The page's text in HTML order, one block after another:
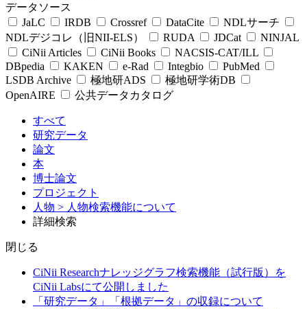
データソース
JaLC
IRDB Crossref DataCite
NDLサーチ
NDLデジコレ（旧NII-ELS）
RUDA JDCat
NINJAL
CiNii Articles
CiNii Books
NACSIS-CAT/ILL
DBpedia
KAKEN e-Rad Integbio
PubMed
LSDB Archive
極地研ADS
極地研学術DB
OpenAIRE
公共データカタログ
すべて
研究データ
論文
本
博士論文
プロジェクト
人物 > 人物検索機能について
詳細検索
閉じる
CiNii Researchナレッジグラフ検索機能（試行版）を
CiNii Labsにて公開しました
「研究データ」「根拠データ」の収録について